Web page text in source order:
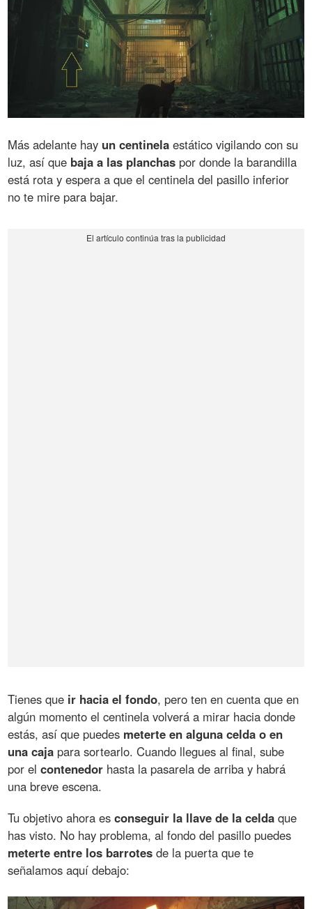
Más adelante hay un centinela estático vigilando con su
luz, así que baja a las planchas por donde la barandilla
está rota y espera a que el centinela del pasillo inferior
no te mire para bajar.
Tienes que ir hacia el fondo, pero ten en cuenta que en
algún momento el centinela volverá a mirar hacia donde
estás, así que puedes meterte en alguna celda o en
una caja para sortearlo. Cuando llegues al final, sube
por elcontenedor hasta la pasarela de arriba y habrá
una breve escena.
Tu objetivo ahora esconseguir la llave de la celda que
has visto. No hay problema, al fondo del pasillo puedes
meterte entre los barrotes de la puerta que te
señalamos aquí debajo: